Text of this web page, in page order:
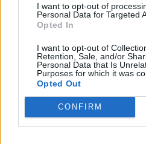
I want to opt-out of
Personal Data for Targeted
Opted In
I want to opt-out of
Retention, Sale, and/or
Personal Data that Is
Purposes for which it was
Opted Out
CONFIRM